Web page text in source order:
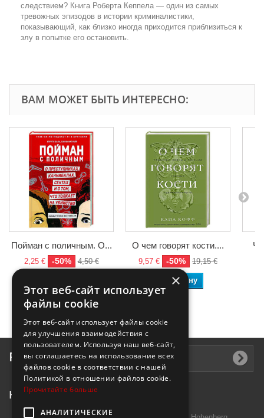
следствием? Книга Роберта Кеппела — один из самых
тревожных эпизодов в истории криминалистики,
показывающий, как близко иногда приходится приблизиться к
злу в попытке его остановить.
ВАМ МОЖЕТ БЫТЬ ИНТЕРЕСНО:
Пойман с поличным. О...
2,25 € -50% 4,50 €
О чем говорят кости....
9,57 € -50% 19,15 €
В корзину
Рассылка
Контактная информация
×
Этот веб-сайт использует
файлы cookie
Этот веб-сайт использует файлы cookie
для улучшения взаимодействия с
пользователем. Используя наш веб-сайт,
вы соглашаетесь на использование всех
файлов cookie в соответствии с нашей
Политикой в ​​отношении файлов cookie.
Прочитайте больше
АНАЛИТИЧЕСКИЕ